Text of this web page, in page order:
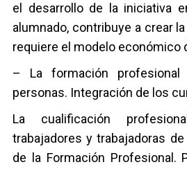
el desarrollo de la iniciativa
alumnado, contribuye a crear
requiere el modelo económico
– La formación
personas. Integración de los
La cualificación
trabajadores y trabajadoras
de la Formación Profesional.